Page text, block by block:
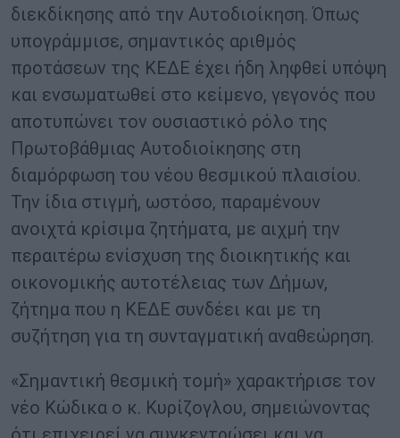
διεκδίκησης από την Αυτοδιοίκηση. Όπως
υπογράμμισε, σημαντικός αριθμός
προτάσεων της ΚΕΔΕ έχει ήδη ληφθεί υπόψη
και ενσωματωθεί στο κείμενο, γεγονός που
αποτυπώνει τον ουσιαστικό ρόλο της
Πρωτοβάθμιας Αυτοδιοίκησης στη
διαμόρφωση του νέου θεσμικού πλαισίου.
Την ίδια στιγμή, ωστόσο, παραμένουν
ανοιχτά κρίσιμα ζητήματα, με αιχμή την
περαιτέρω ενίσχυση της διοικητικής και
οικονομικής αυτοτέλειας των Δήμων,
ζήτημα που η ΚΕΔΕ συνδέει και με τη
συζήτηση για τη συνταγματική αναθεώρηση.
«Σημαντική θεσμική τομή» χαρακτήρισε τον
νέο Κώδικα ο κ. Κυρίζογλου, σημειώνοντας